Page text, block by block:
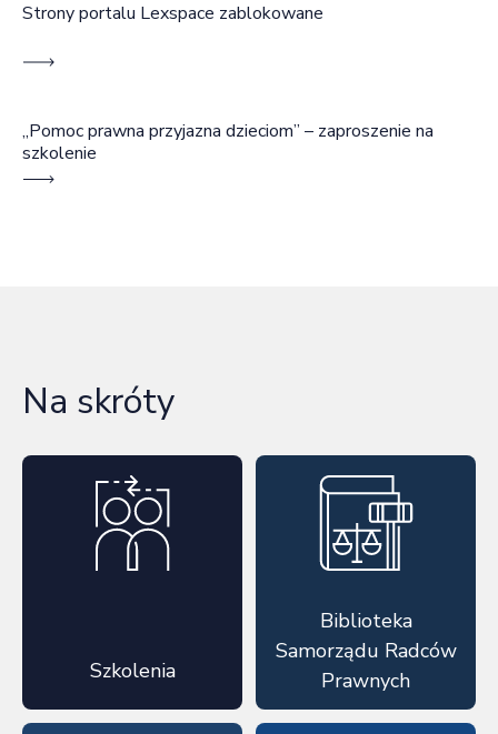
Strony portalu Lexspace zablokowane
„Pomoc prawna przyjazna dzieciom” – zaproszenie na
szkolenie
Na skróty
Szkolenia
Biblioteka
Samorządu Radców
Prawnych